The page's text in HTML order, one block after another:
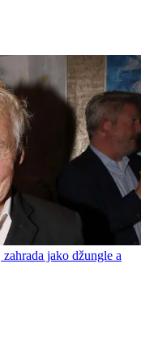
jako džungle a